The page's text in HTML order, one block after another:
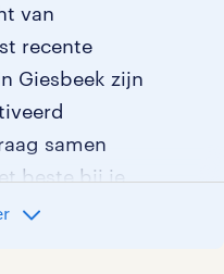
van
recente
Giesbeek zijn
samen
beste bij je